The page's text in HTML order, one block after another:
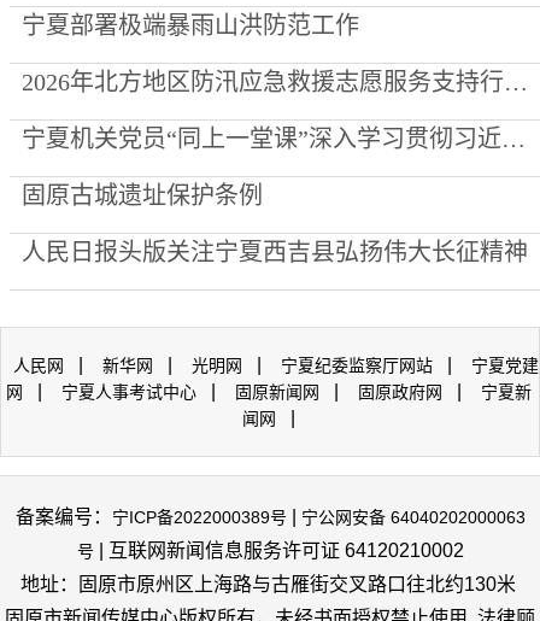
宁夏部署极端暴雨山洪防范工作
2026年北方地区防汛应急救援志愿服务支持行动走进泾源县
宁夏机关党员“同上一堂课”深入学习贯彻习近平党建思想
固原古城遗址保护条例
人民日报头版关注宁夏西吉县弘扬伟大长征精神
人民网 新华网 光明网 宁夏纪委监察厅网站
宁夏党建
网
宁夏人事考试中心 固原新闻网 固原政府网
宁夏新
闻网
备案编号： 宁ICP备2022000389号
宁公网安备 64040202000063
号 | 互联网新闻信息服务许可证 64120210002
地址：固原市原州区上海路与古雁街交叉路口往北约130米